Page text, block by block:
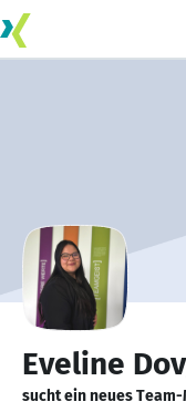
Eveline
sucht ein neues